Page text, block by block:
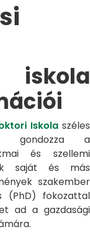
Iskolaszéles
gondozza a
és szellemi
saját és más
szakember
(PhD) fokozattal
ad a gazdasági